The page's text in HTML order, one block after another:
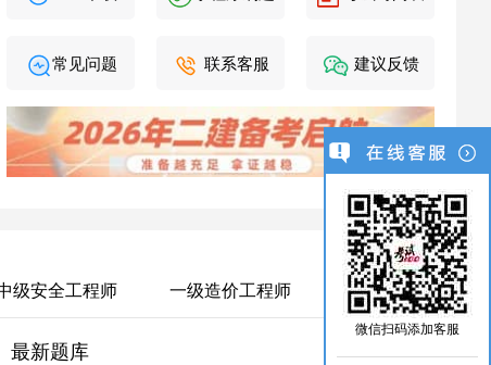
常见问题 联系客服 建议反馈
级安全工程师 一级造价工程师
最新题库 考
微信扫码添加客服